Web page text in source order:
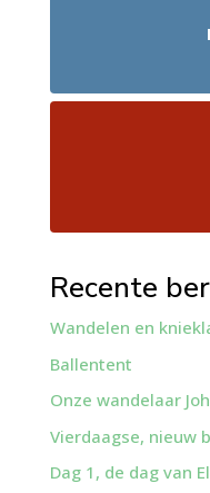
Recente
Wandelen en
Ballentent
Onze wandelaar
Vierdaagse, nieuw
Dag 1, de dag van